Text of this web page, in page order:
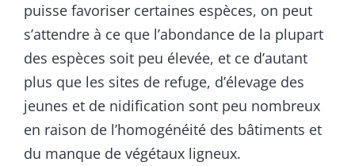
puisse favoriser certaines espèces, on peut
s’attendre à ce que l’abondance de la plupart
des espèces soit peu élevée, et ce d’autant
plus que les sites de refuge, d’élevage des
jeunes et de nidification sont peu nombreux
en raison de l’homogénéité des bâtiments et
du manque de végétaux ligneux.